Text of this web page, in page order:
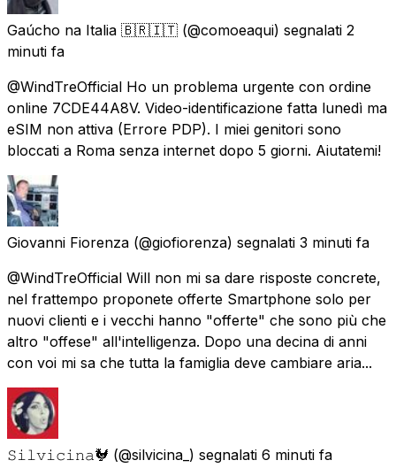
Gaúcho na Italia 🇧🇷🇮🇹 (@comoeaqui) segnalati 2
minuti fa
@WindTreOfficial Ho un problema urgente con ordine
online 7CDE44A8V. Video-identificazione fatta lunedì ma
eSIM non attiva (Errore PDP). I miei genitori sono
bloccati a Roma senza internet dopo 5 giorni. Aiutatemi!
Giovanni Fiorenza (@giofiorenza) segnalati 3 minuti fa
@WindTreOfficial Will non mi sa dare risposte concrete,
nel frattempo proponete offerte Smartphone solo per
nuovi clienti e i vecchi hanno "offerte" che sono più che
altro "offese" all'intelligenza. Dopo una decina di anni
con voi mi sa che tutta la famiglia deve cambiare aria...
𝚂𝚒𝚕𝚟𝚒𝚌𝚒𝚗𝚊🐓 (@silvicina_) segnalati 6 minuti fa